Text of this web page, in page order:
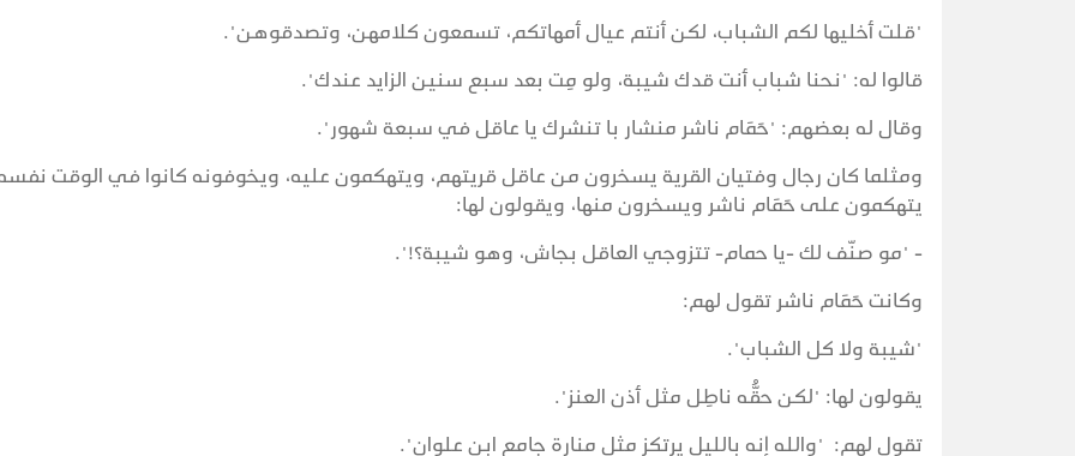
"قلت أخليها لكم الشباب، لكن أنتم عيال أمهاتكم، تسمعون كلامهن، وتصدقوهن".
قالوا له: "نحنا شباب أنت قدك شيبة، ولو مِت بعد سبع سنين الزايد عندك".
وقال له بعضهم: "حَمَام ناشر منشار با تنشرك يا عاقل في سبعة شهور".
ومثلما كان رجال وفتيان القرية يسخرون من عاقل قريتهم، ويتهكمون عليه، ويخوفونه كانوا في الوقت
يتهكمون على حَمَام ناشر ويسخرون منها، ويقولون لها:
- "مو صنّف لك -يا حمام- تتزوجي العاقل بجاش، وهو شيبة؟!".
وكانت حَمَام ناشر تقول لهم:
"شيبة ولا كل الشباب".
يقولون لها: "لكن حقُّه ناطِل مثل أذن العنز".
تقول لهم: "والله إنه بالليل يرتكز مثل منارة جامع ابن علوان".